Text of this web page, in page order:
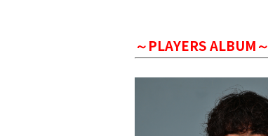
～PLAYERS ALBUM～